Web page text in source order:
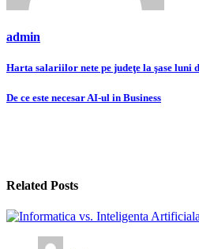
admin
Navigare
în
Harta salariilor nete pe judeţe la şase luni
De ce este necesar AI-ul in Business
Related Posts